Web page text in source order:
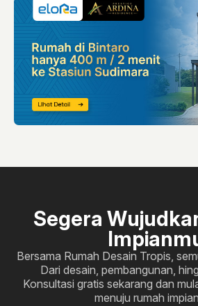
Segera
Bersama Rumah Desain Tropis,
Dari desain, pembangunan,
Konsultasi gratis sekarang dan
menuju rumah